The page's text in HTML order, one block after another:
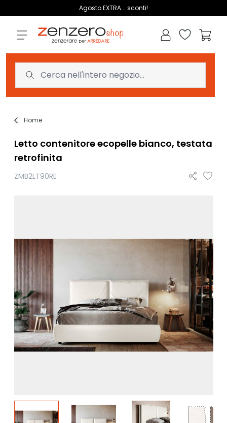
Agosto EXTRA... sconti!
Lista dei
Home
Letto contenitore ecopelle bianco, testata
retrofinita
ZMB2LT90RE